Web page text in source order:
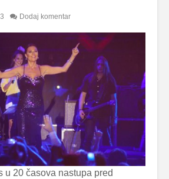
Dodaj komentar
u 20 časova nastupa pred